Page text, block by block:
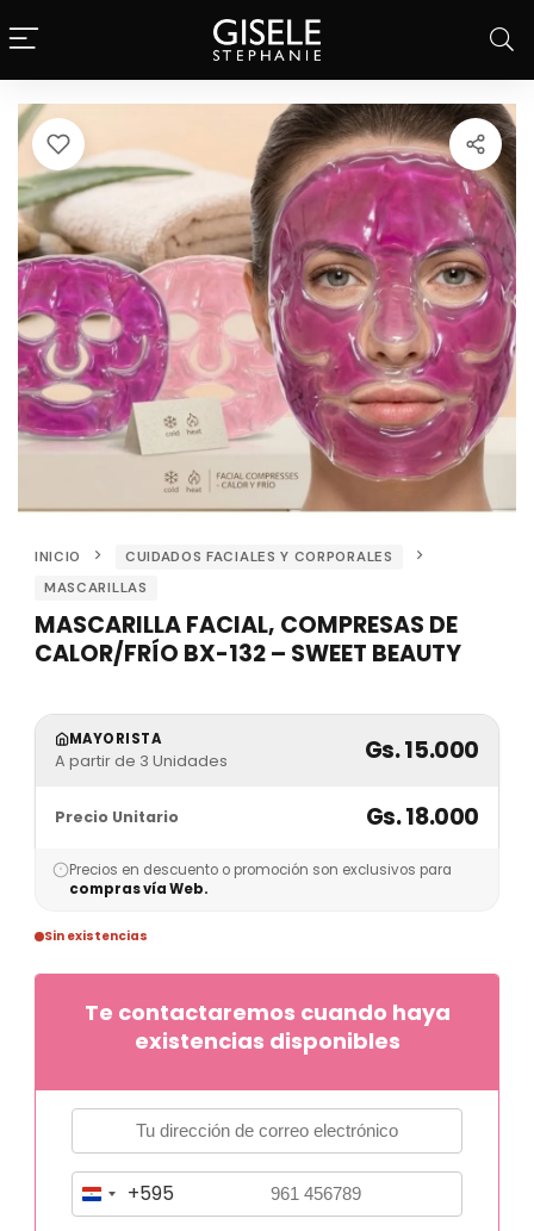
INICIO
CUIDADOS FACIALES Y CORPORALES
MASCARILLAS
MASCARILLA FACIAL, COMPRESAS DE
CALOR/FRÍO BX-132 – SWEET BEAUTY
MAYORISTA
A partir de 3 Unidades Gs. 15.000
Precio Unitario Gs. 18.000
Precios en descuento o promoción son exclusivos para
compras vía Web.
Sin existencias
Te contactaremos cuando haya
existencias disponibles
P
+595